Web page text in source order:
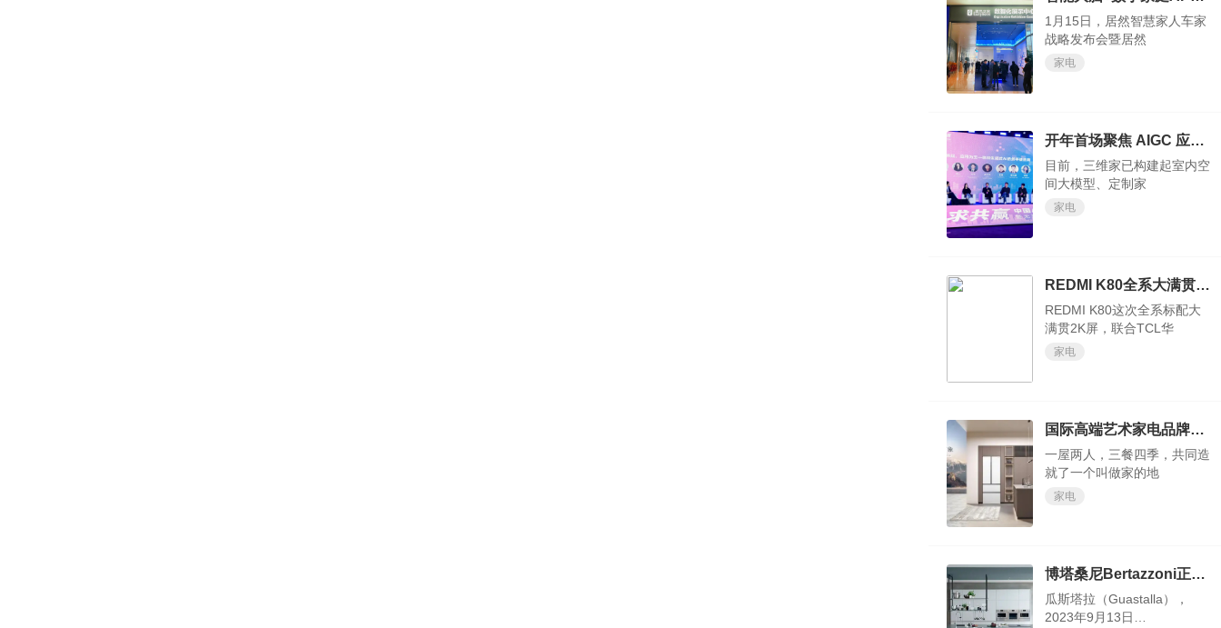
1月15日，居然智慧家人车家
战略发布会暨居然
家电
开年首场聚焦 AIGC 应用的峰会 深入探讨了AI技术在未来的发展趋势
目前，三维家已构建起室内空
间大模型、定制家
家电
REDMI K80全系大满贯2K屏，全亮度DC
REDMI K80这次全系标配大
满贯2K屏，联合TCL华
家电
国际高端艺术家电品牌gorenje将多元的文化色彩注入产品中
一屋两人，三餐四季，共同造
就了一个叫做家的地
家电
博塔桑尼Bertazzoni正式进入意大利国家历史企业名录
瓜斯塔拉（Guastalla），
2023年9月13日